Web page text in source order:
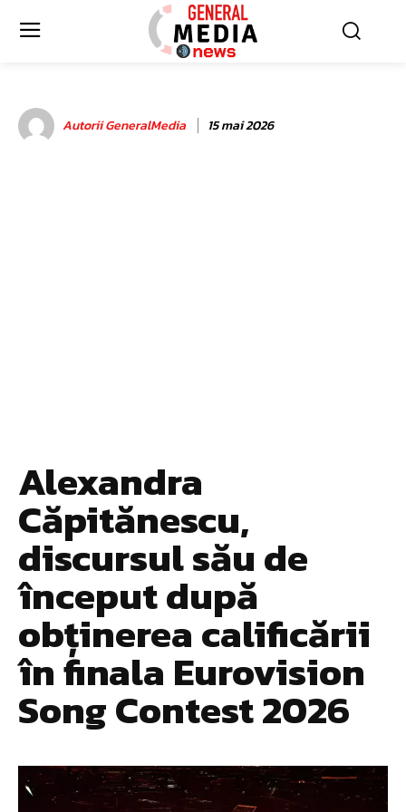
Autorii GeneralMedia 15 mai 2026
Alexandra
Căpitănescu,
discursul său de
început după
obținerea calificării
în finala Eurovision
Song Contest 2026